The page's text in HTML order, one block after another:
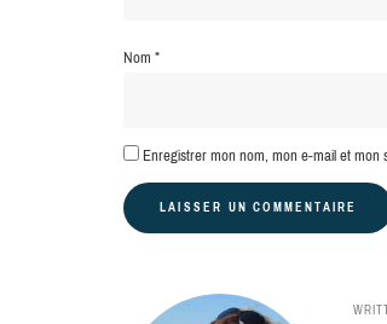
Nom*
Enregistrer mon nom, mon e-mail et